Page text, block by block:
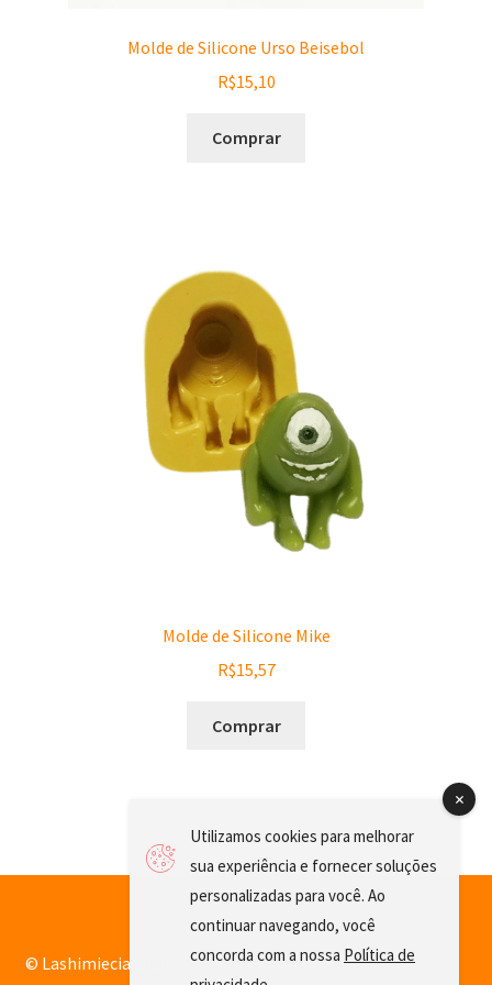
Molde de Silicone Urso Beisebol
R$15,10
Comprar
Molde de Silicone Mike
R$15,57
Comprar
© Lashimiecia 2026
Utilizamos cookies para melhorar
sua experiência e fornecer soluções
personalizadas para você. Ao
continuar navegando, você
concorda com a nossa Política de